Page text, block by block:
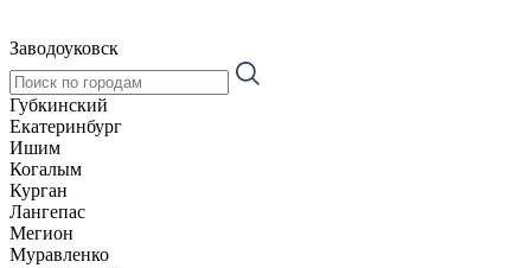
Заводоуковск
Губкинский
Екатеринбург
Ишим
Когалым
Курган
Лангепас
Мегион
Муравленко